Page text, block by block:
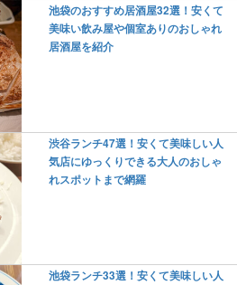
池袋のおすすめ居酒屋32選！安くて
美味い飲み屋や個室ありのおしゃれ
居酒屋を紹介
渋谷ランチ47選！安くて美味しい人
気店にゆっくりできる大人のおしゃ
れスポットまで網羅
池袋ランチ33選！安くて美味しい人